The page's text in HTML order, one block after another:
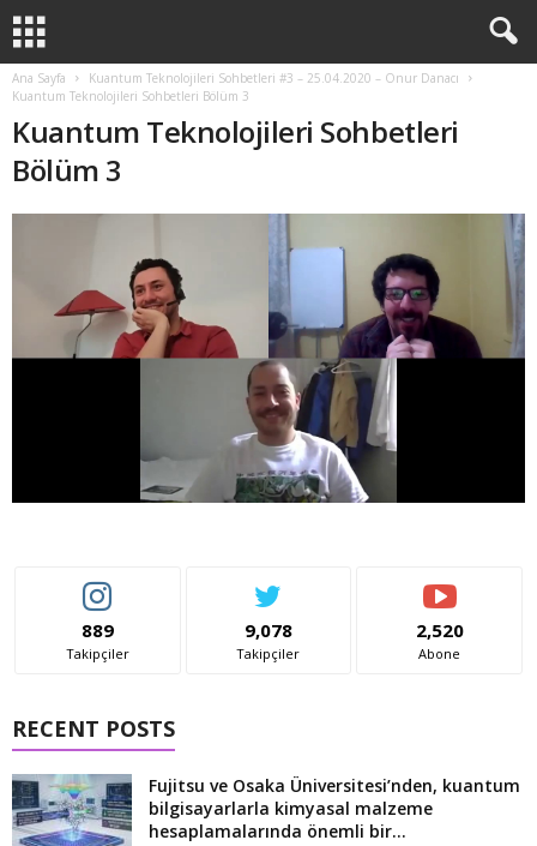
Ana Sayfa
Kuantum Teknolojileri Sohbetleri #3 – 25.04.2020 – Onur Danacı
Kuantum Teknolojileri Sohbetleri Bölüm 3
Kuantum Teknolojileri Sohbetleri
Bölüm 3
889
Takipçiler
9,078
Takipçiler
2,520
Abone
RECENT POSTS
Fujitsu ve Osaka Üniversitesi’nden, kuantum
bilgisayarlarla kimyasal malzeme
hesaplamalarında önemli bir...